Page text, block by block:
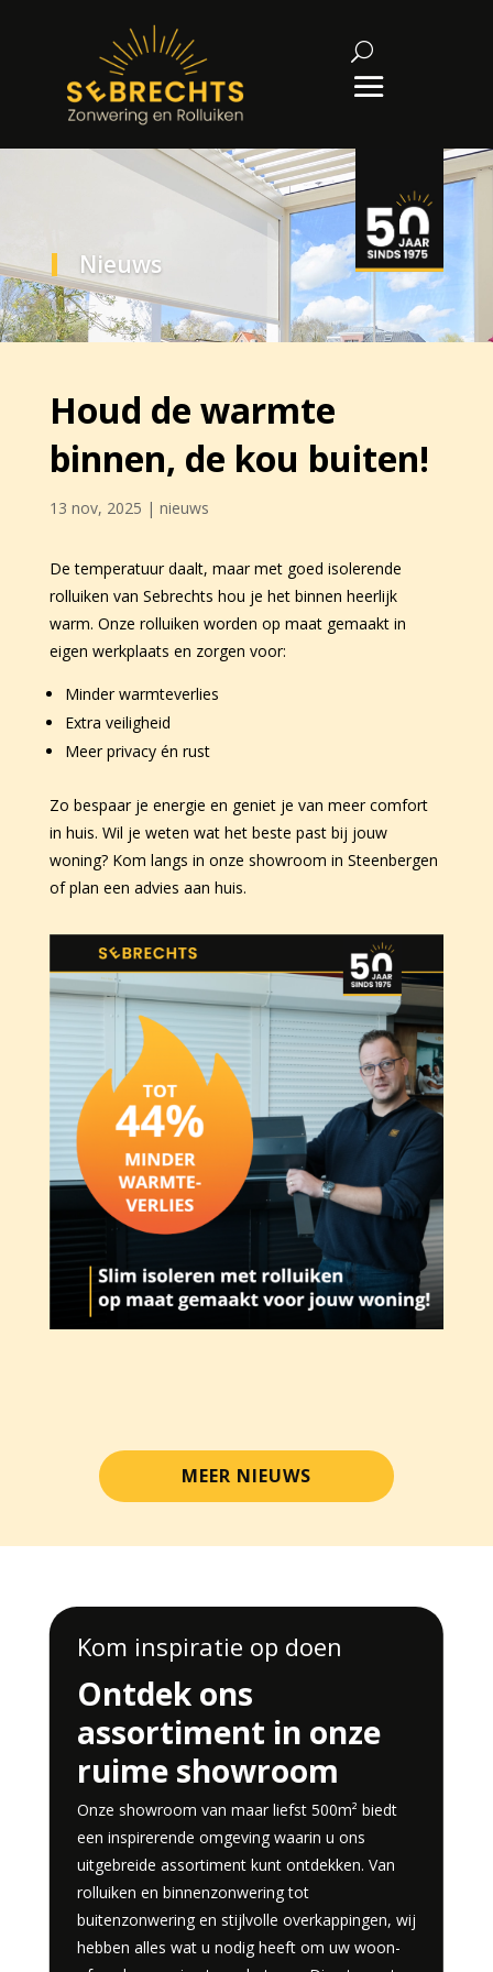
Nieuws
Houd de warmte
binnen, de kou buiten!
13 nov, 2025 | nieuws
De temperatuur daalt, maar met goed isolerende
rolluiken van Sebrechts hou je het binnen heerlijk
warm. Onze rolluiken worden op maat gemaakt in
eigen werkplaats en zorgen voor:
Minder warmteverlies
Extra veiligheid
Meer privacy én rust
Zo bespaar je energie en geniet je van meer comfort
in huis. Wil je weten wat het beste past bij jouw
woning? Kom langs in onze showroom in Steenbergen
of plan een advies aan huis.
MEER NIEUWS
Kom inspiratie op doen
Ontdek ons
assortiment in onze
ruime showroom
Onze showroom van maar liefst 500m² biedt
een inspirerende omgeving waarin u ons
uitgebreide assortiment kunt ontdekken. Van
rolluiken en binnenzonwering tot
buitenzonwering en stijlvolle overkappingen, wij
hebben alles wat u nodig heeft om uw woon-